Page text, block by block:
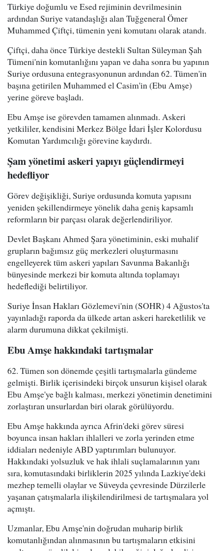
Türkiye doğumlu ve Esed rejiminin devrilmesinin
ardından Suriye vatandaşlığı alan Tuğgeneral Ömer
Muhammed Çiftçi, tümenin yeni komutanı olarak atandı.
Çiftçi, daha önce Türkiye destekli Sultan Süleyman Şah
Tümeni'nin komutanlığını yapan ve daha sonra bu yapının
Suriye ordusuna entegrasyonunun ardından 62. Tümen'in
başına getirilen Muhammed el Casim'in (Ebu Amşe)
yerine göreve başladı.
Ebu Amşe ise görevden tamamen alınmadı. Askeri
yetkililer, kendisini Merkez Bölge İdari İşler Kolordusu
Komutan Yardımcılığı görevine kaydırdı.
Şam yönetimi askeri yapıyı güçlendirmeyi
hedefliyor
Görev değişikliği, Suriye ordusunda komuta yapısını
yeniden şekillendirmeye yönelik daha geniş kapsamlı
reformların bir parçası olarak değerlendiriliyor.
Devlet Başkanı Ahmed Şara yönetiminin, eski muhalif
grupların bağımsız güç merkezleri oluşturmasını
engelleyerek tüm askeri yapıları Savunma Bakanlığı
bünyesinde merkezi bir komuta altında toplamayı
hedeflediği belirtiliyor.
Suriye İnsan Hakları Gözlemevi'nin (SOHR) 4 Ağustos'ta
yayınladığı raporda da ülkede artan askeri hareketlilik ve
alarm durumuna dikkat çekilmişti.
Ebu Amşe hakkındaki tartışmalar
62. Tümen son dönemde çeşitli tartışmalarla gündeme
gelmişti. Birlik içerisindeki birçok unsurun kişisel olarak
Ebu Amşe'ye bağlı kalması, merkezi yönetimin denetimini
zorlaştıran unsurlardan biri olarak görülüyordu.
Ebu Amşe hakkında ayrıca Afrin'deki görev süresi
boyunca insan hakları ihlalleri ve zorla yerinden etme
iddiaları nedeniyle ABD yaptırımları bulunuyor.
Hakkındaki yolsuzluk ve hak ihlali suçlamalarının yanı
sıra, komutasındaki birliklerin 2025 yılında Lazkiye'deki
mezhep temelli olaylar ve Süveyda çevresinde Dürzilerle
yaşanan çatışmalarla ilişkilendirilmesi de tartışmalara yol
açmıştı.
Uzmanlar, Ebu Amşe'nin doğrudan muharip birlik
komutanlığından alınmasının bu tartışmaların etkisini